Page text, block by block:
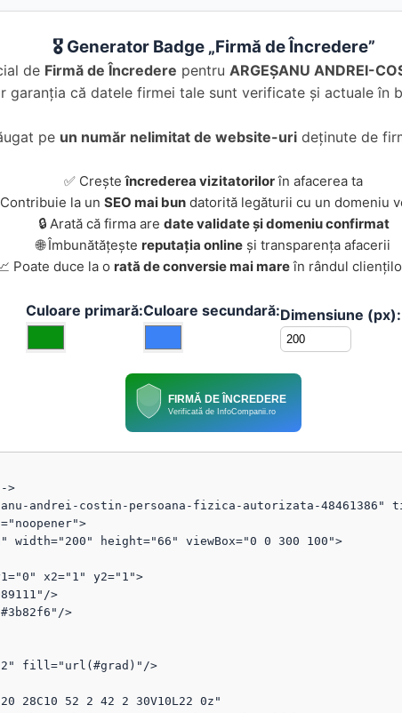
🎖️ Generator Badge „Firmă de Încredere”
de Firmă de Încredere pentru ARGEŞANU ANDREI-
garanția că datele firmei tale sunt verificate și actuale în
pe un număr nelimitat de website-urideținute de
✅ Creșteîncrederea vizitatorilorîn afacerea ta
la un SEO mai bun datorită legăturii cu un domeniu
🔒 Arată că firma are date validate și domeniu confirmat
🌐 Îmbunătățește reputația online și transparența afacerii
Poate duce la o rată de conversie mai mareîn rândul
Culoare primară:Culoare secundară:Dimensiune (px):
FIRMĂ DE ÎNCREDERE
Verificată de InfoCompanii.ro
>
costin-persoana-fizica-autorizata-48461386"
width="200" height="66" viewBox="0 0 300 100">